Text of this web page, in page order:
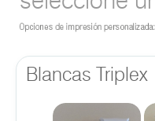
Blancas Triplex